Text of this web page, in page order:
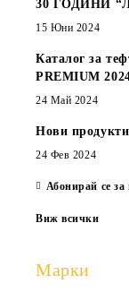
30 ГОДИНИ
15 Юни 2024
Каталог за
PREMIUM
24 Май 2024
Нови
24 Фев 2024
Абонирай се за
Виж всички
Марки